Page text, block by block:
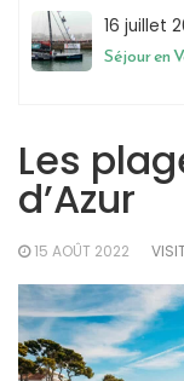
16 juillet
Séjour en
Les
d’Azur
15 AOÛT 2022